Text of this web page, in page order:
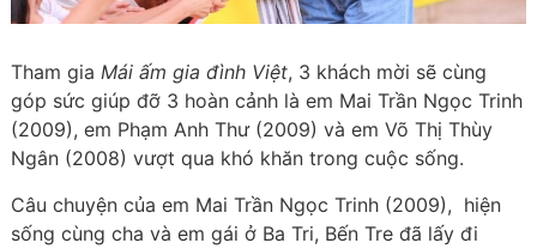
Tham gia Mái ấm gia đình Việt, 3 khách mời sẽ cùng
góp sức giúp đỡ 3 hoàn cảnh là em Mai Trần Ngọc Trinh
(2009), em Phạm Anh Thư (2009) và em Võ Thị Thùy
Ngân (2008) vượt qua khó khăn trong cuộc sống.
Câu chuyện của em Mai Trần Ngọc Trinh (2009), hiện
sống cùng cha và em gái ở Ba Tri, Bến Tre đã lấy đi